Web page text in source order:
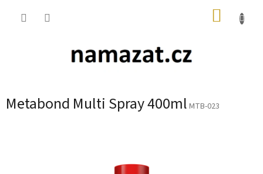
Metabond Multi Spray 400ml MTB-023